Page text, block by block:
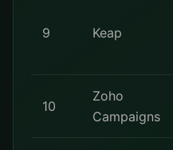
9 Keap
10
Zoho
Campaigns